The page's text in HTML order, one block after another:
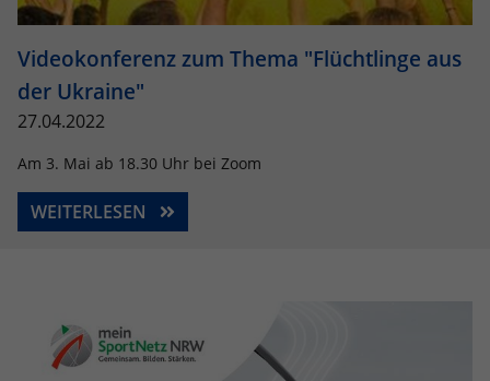
Videokonferenz zum Thema "Flüchtlinge aus
der Ukraine"
27.04.2022
Am 3. Mai ab 18.30 Uhr bei Zoom
WEITERLESEN